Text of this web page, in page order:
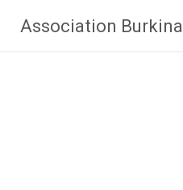
contenu
Association Burkina